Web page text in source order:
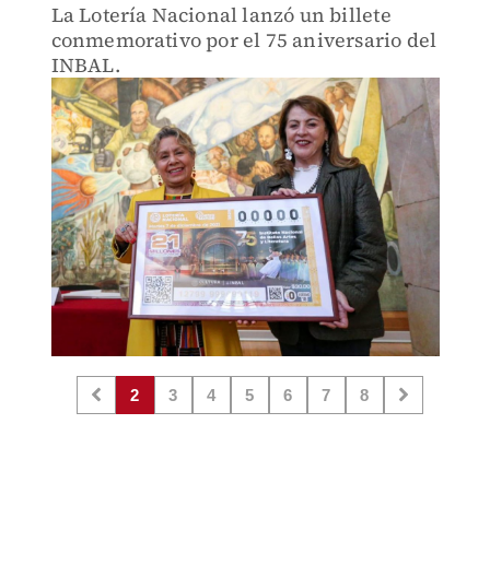
La Lotería Nacional lanzó un billete
conmemorativo por el 75 aniversario del
INBAL.
2 3 4 5 6 7 8